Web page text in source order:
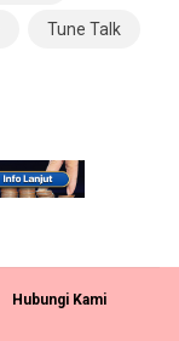
Tune Talk
Hubungi Kami